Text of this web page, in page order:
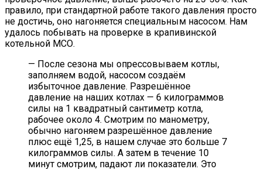
правило, при стандартной работе такого давления просто
не достичь, оно нагоняется специальным насосом. Нам
удалось побывать на проверке в крапивинской
котельной МСО.
— После сезона мы опрессовываем котлы,
заполняем водой, насосом создаём
избыточное давление. Разрешённое
давление на наших котлах — 6 килограммов
силы на 1 квадратный сантиметр котла,
рабочее около 4. Смотрим по манометру,
обычно нагоняем разрешённое давление
плюс ещё 1,25, в нашем случае это больше 7
килограммов силы. А затем в течение 10
минут смотрим, падают ли показатели. Это